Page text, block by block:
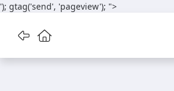
'); gtag('send', 'pageview'); ">
Gå tillbaka